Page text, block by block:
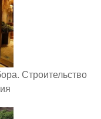
Строительство